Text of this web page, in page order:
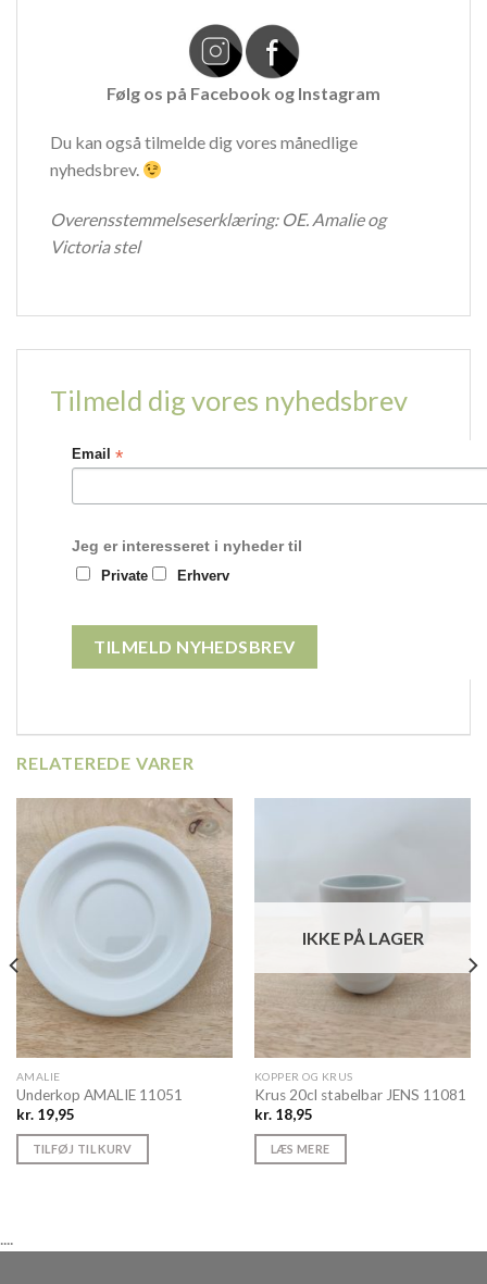
Følg os på Facebook og Instagram
Du kan også tilmelde dig vores månedlige
nyhedsbrev.
Overensstemmelseserklæring: OE. Amalie og
Victoria stel
Tilmeld dig vores nyhedsbrev
Email *
Jeg er interesseret i nyheder til
Private Erhverv
RELATEREDE VARER
AMALIE
Underkop AMALIE 11051
kr.19,95
TILFØJ TIL KURV
IKKE PÅ LAGER
KOPPER OG KRUS
Krus 20cl stabelbar JENS 11081
kr.18,95
LÆS MERE